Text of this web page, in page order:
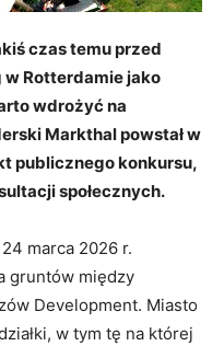
czas temu przed
w Rotterdamie jako
wdrożyć na
Markthal powstał w
publicznego konkursu,
społecznych.
marca 2026 r.
gruntów między
Development. Miasto
w tym tę na której